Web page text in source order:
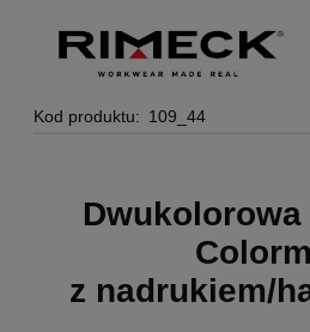
Kod produktu: 109_44
z nadrukiem/